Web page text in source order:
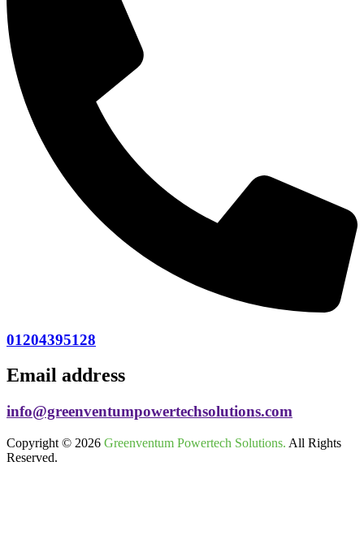
01204395128
Email address
info@greenventumpowertechsolutions.com
Copyright © 2026 Greenventum Powertech Solutions. All Rights
Reserved.